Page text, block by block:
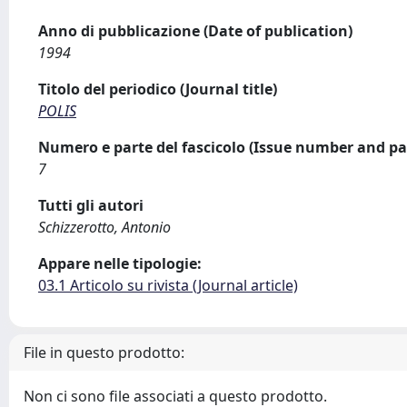
Anno di pubblicazione (Date of publication)
1994
Titolo del periodico (Journal title)
POLIS
Numero e parte del fascicolo (Issue number and
7
Tutti gli autori
Schizzerotto, Antonio
Appare nelle tipologie:
03.1 Articolo su rivista (Journal article)
File in questo prodotto:
Non ci sono file associati a questo prodotto.